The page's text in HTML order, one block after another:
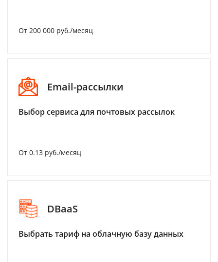
От 200 000 руб./месяц
Email-рассылки
Выбор сервиса для почтовых рассылок
От 0.13 руб./месяц
DBaaS
Выбрать тариф на облачную базу данных